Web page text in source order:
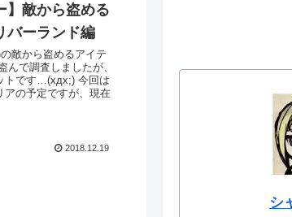
】敵から盗める
バーランド編
敵から盗めるアイテ
んで調査しましたが、
トです…(xдx;) 今回は
アの予定ですが、現在
2018.12.19
シ